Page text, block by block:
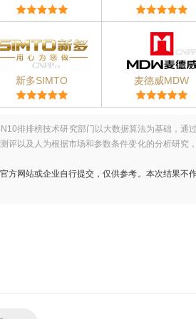
新多SIMTO 麦德威MDW
排排榜技术研究部门以大数据算法为基础，通
评以及人为根据市场和参数条件变化的分析研究
方网站或企业自行提交，仅供参考。本次结果不